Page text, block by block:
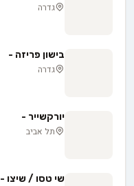
גדרה
בישון פריזה -
גדרה
יורקשייר -
תל אביב
שי טסו / שיצו -